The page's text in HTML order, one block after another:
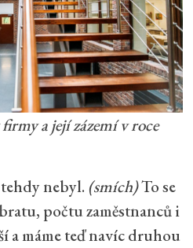
a její zázemí v roce
nebyl. (smích)To se
počtu zaměstnanců i
a máme teď navíc druhou